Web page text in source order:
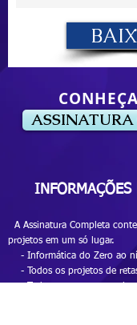
INFORMAÇÕES
A Assinatura Completa
projetos em um só lugar.
- Informática do Zero ao
- Todos os projetos de